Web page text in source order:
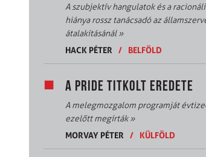
A szubjektív hangulatok és a
hiánya rossz tanácsadó az
átalakításánál»
HACK PÉTER
/ BELFÖLD
A PRIDE TITKOLT EREDETE
A melegmozgalom programját
ezelőtt megírták»
MORVAY PÉTER
/ KÜLFÖLD